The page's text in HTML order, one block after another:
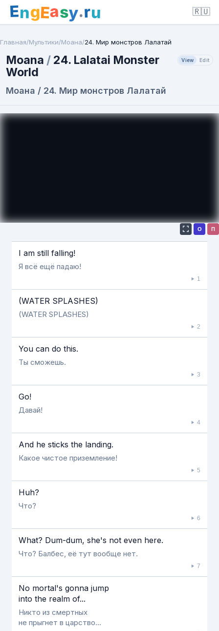
EngEasy.ru 🇷🇺
Главная/Мультики/Моана/24. Мир монстров Лалатай
Moana / 24. Lalatai Monster
World
View Edit
Моана / 24. Мир монстров Лалатай
Если видео долго не грузится, выключите VPN
О П
I am still falling!
Я всё ещё падаю!
1
(WATER SPLASHES)
(WATER SPLASHES)
2
You can do this.
Ты сможешь.
3
Go!
Давай!
4
And he sticks the landing.
Какое чистое приземление!
5
Huh?
Что?
6
What? Dum-dum, she's not even here.
Что? Балбес, её тут вообще нет.
7
No mortal's gonna jump
into the realm of...
Никто из смертных
не прыгнет в царство...